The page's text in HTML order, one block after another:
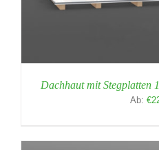
Dachhaut mit Stegplatten
Ab: €